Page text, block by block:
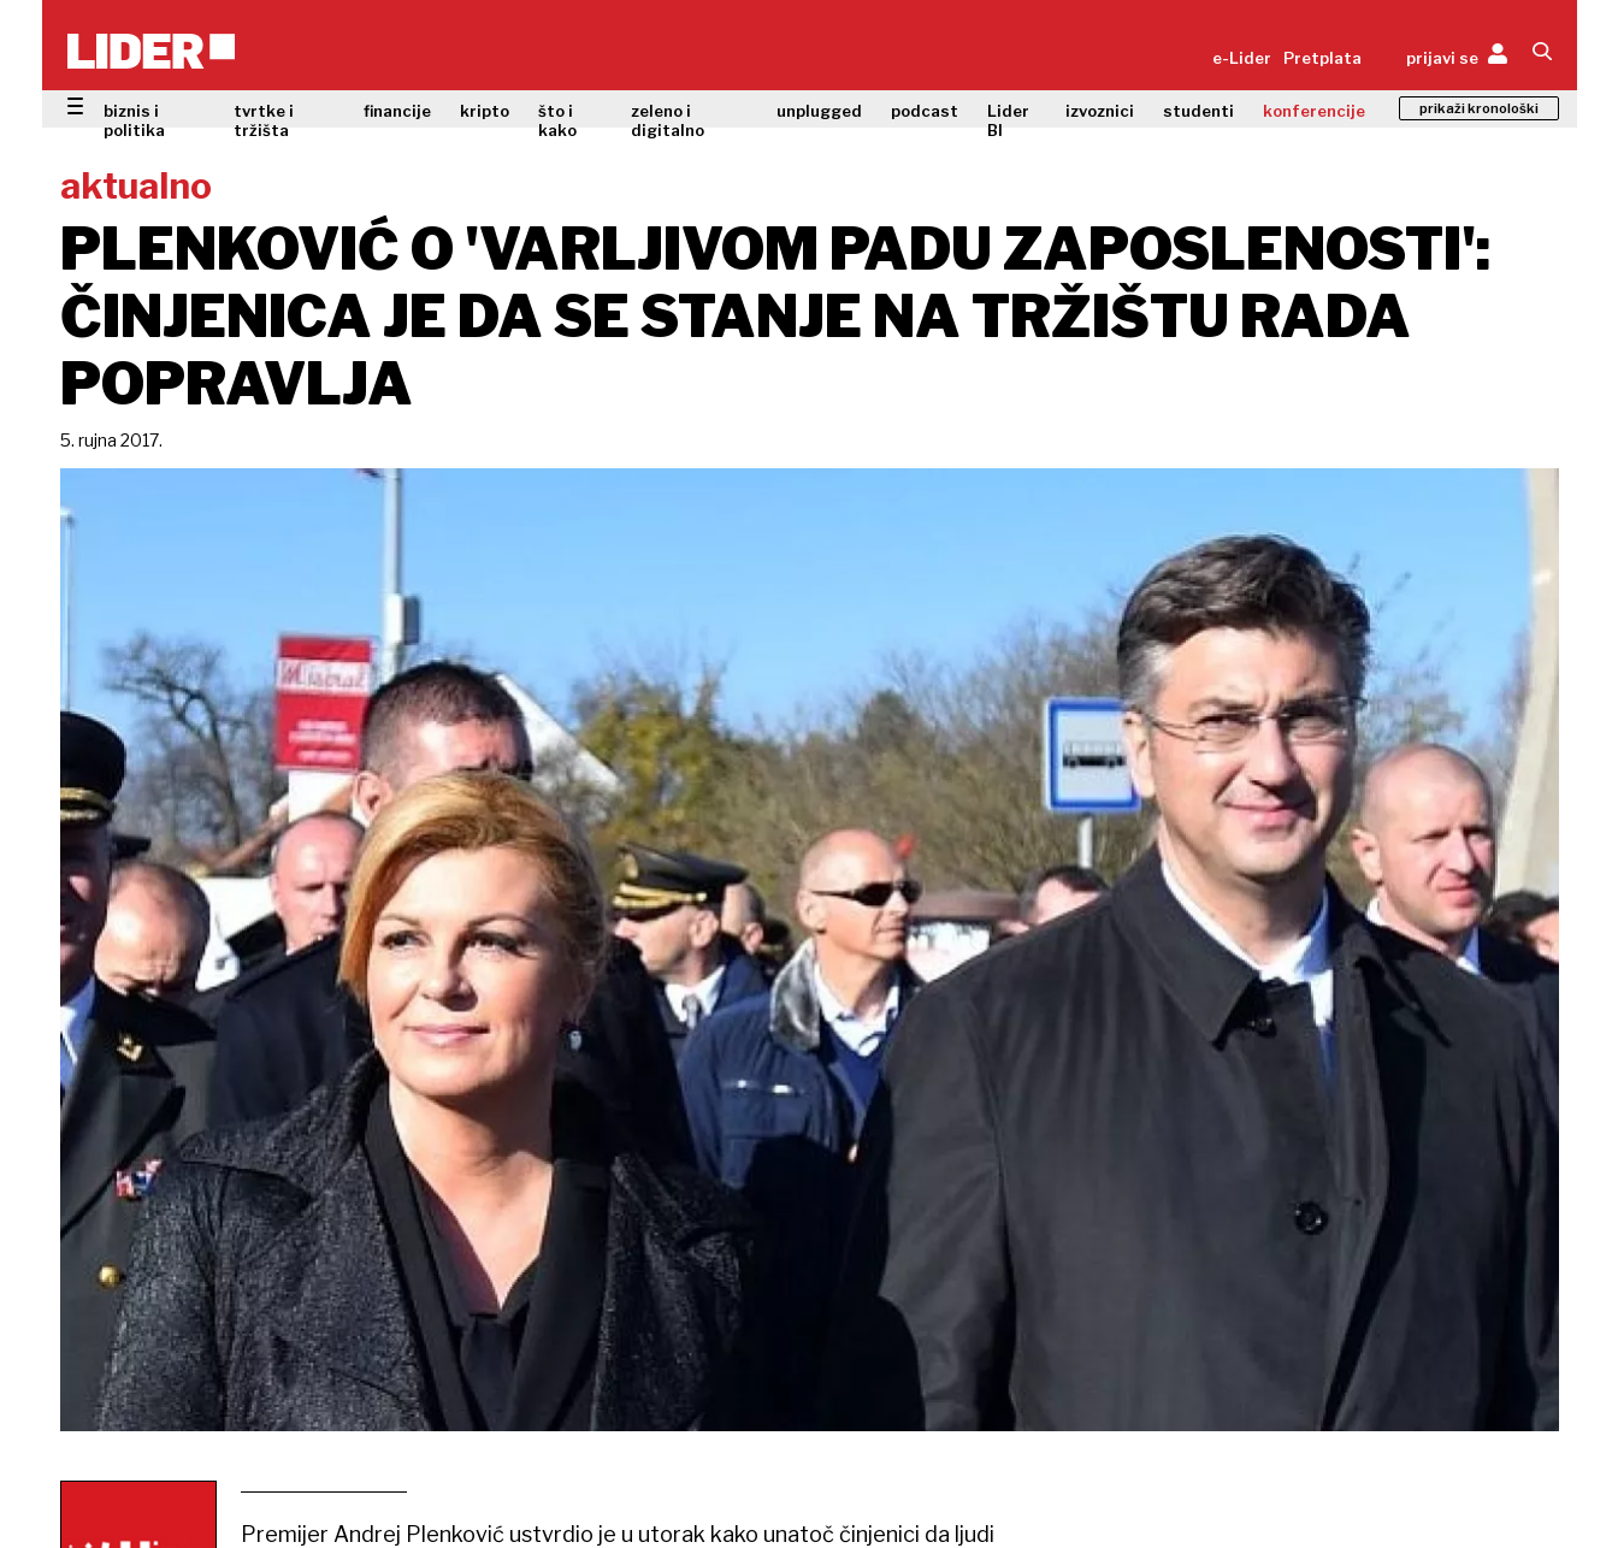
e-Lider Pretplata prijavi se
biznis i
politika
tvrtke i
tržišta
financije kripto
što i
kako
zeleno i
digitalno
unplugged podcast
Lider
BI
izvoznici studenti konferencije prikaži kronološki
aktualno
PLENKOVIĆ O 'VARLJIVOM PADU ZAPOSLENOSTI':
ČINJENICA JE DA SE STANJE NA TRŽIŠTU RADA
POPRAVLJA
5. rujna 2017.
Premijer Andrej Plenković ustvrdio je u utorak kako unatoč činjenici da ljudi